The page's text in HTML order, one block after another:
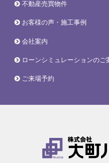
不動産売買物件
お客様の声・施工事例
会社案内
ローンシミュレーションのご
ご来場予約